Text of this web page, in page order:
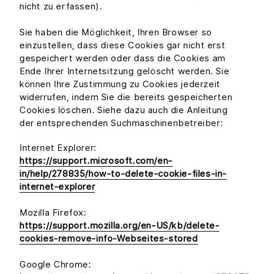
nicht zu erfassen).
Sie haben die Möglichkeit, Ihren Browser so
einzustellen, dass diese Cookies gar nicht erst
gespeichert werden oder dass die Cookies am
Ende Ihrer Internetsitzung gelöscht werden. Sie
können Ihre Zustimmung zu Cookies jederzeit
widerrufen, indem Sie die bereits gespeicherten
Cookies löschen. Siehe dazu auch die Anleitung
der entsprechenden Suchmaschinenbetreiber:
Internet Explorer:
https://support.microsoft.com/en-
in/help/278835/how-to-delete-cookie-files-in-
internet-explorer
Mozilla Firefox:
https://support.mozilla.org/en-US/kb/delete-
cookies-remove-info-Webseites-stored
Google Chrome: